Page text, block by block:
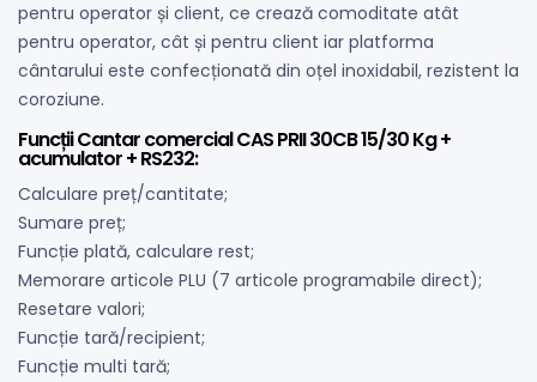
pentru operator și client, ce crează comoditate atât
pentru operator, cât și pentru client iar platforma
cântarului este confecționată din oțel inoxidabil, rezistent la
coroziune.
Funcții Cantar comercial CAS PRII 30CB 15/30 Kg +
acumulator + RS232:
Calculare preț/cantitate;
Sumare preț;
Funcție plată, calculare rest;
Memorare articole PLU (7 articole programabile direct);
Resetare valori;
Funcție tară/recipient;
Funcție multi tară;